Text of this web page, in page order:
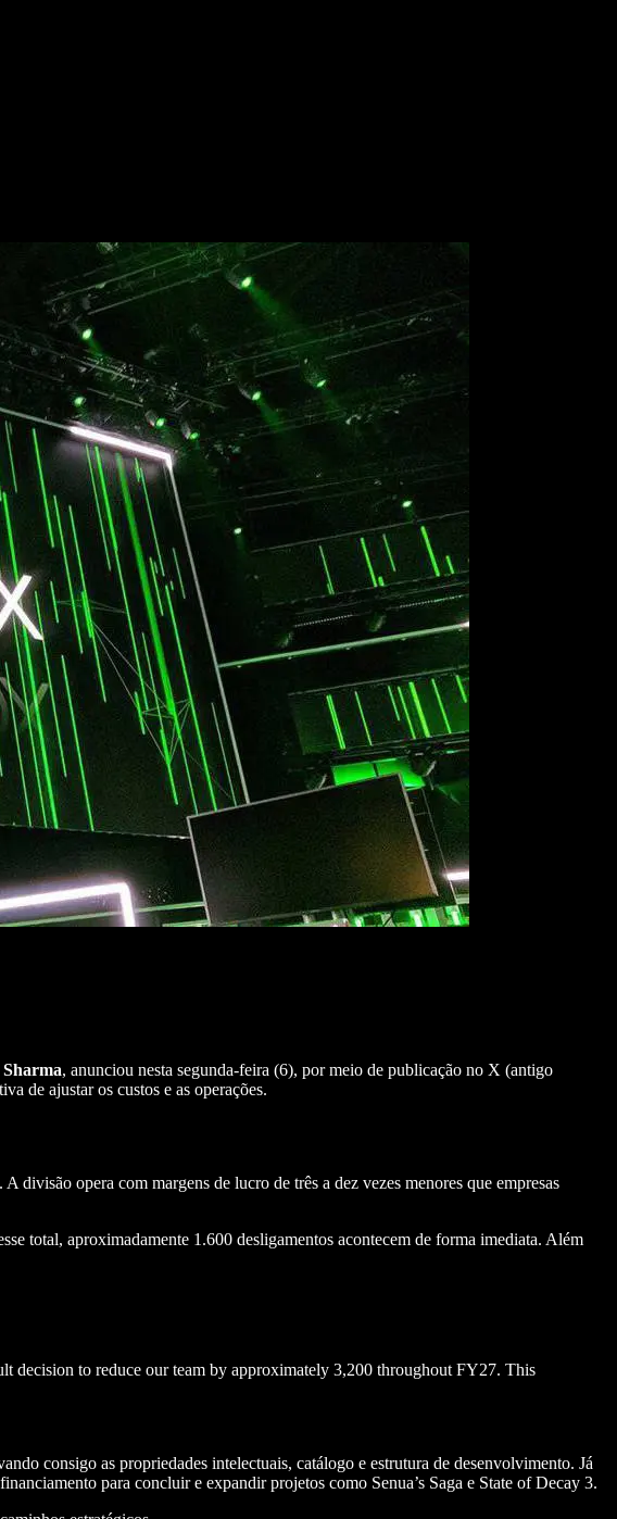
Sharma, anunciou nesta segunda-feira (6), por meio de publicação no X (antigo
de ajustar os custos e as operações.
divisão opera com margens de lucro de três a dez vezes menores que empresas
total, aproximadamente 1.600 desligamentos acontecem de forma imediata. Além
decision to reduce our team by approximately 3,200 throughout FY27. This
consigo as propriedades intelectuais, catálogo e estrutura de desenvolvimento. Já
para concluir e expandir projetos como Senua’s Saga e State of Decay 3.